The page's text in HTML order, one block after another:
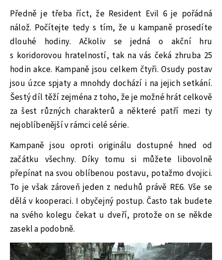
Předně je třeba říct, že Resident Evil 6 je pořádná
nálož. Počítejte tedy s tím, že u kampaně prosedíte
dlouhé hodiny. Ačkoliv se jedná o akční hru
s koridorovou hratelností, tak na vás čeká zhruba 25
hodin akce. Kampaně jsou celkem čtyři. Osudy postav
jsou úzce spjaty a mnohdy dochází i na jejich setkání.
Šestý díl těží zejména z toho, že je možné hrát celkově
za šest různých charakterů a některé patří mezi ty
nejoblíbenější v rámci celé série.
Kampaně jsou oproti originálu dostupné hned od
začátku všechny. Díky tomu si můžete libovolně
přepínat na svou oblíbenou postavu, potažmo dvojici.
To je však zároveň jeden z neduhů právě RE6. Vše se
dělá v kooperaci. I obyčejný postup. Často tak budete
na svého kolegu čekat u dveří, protože on se někde
zasekl a podobně.